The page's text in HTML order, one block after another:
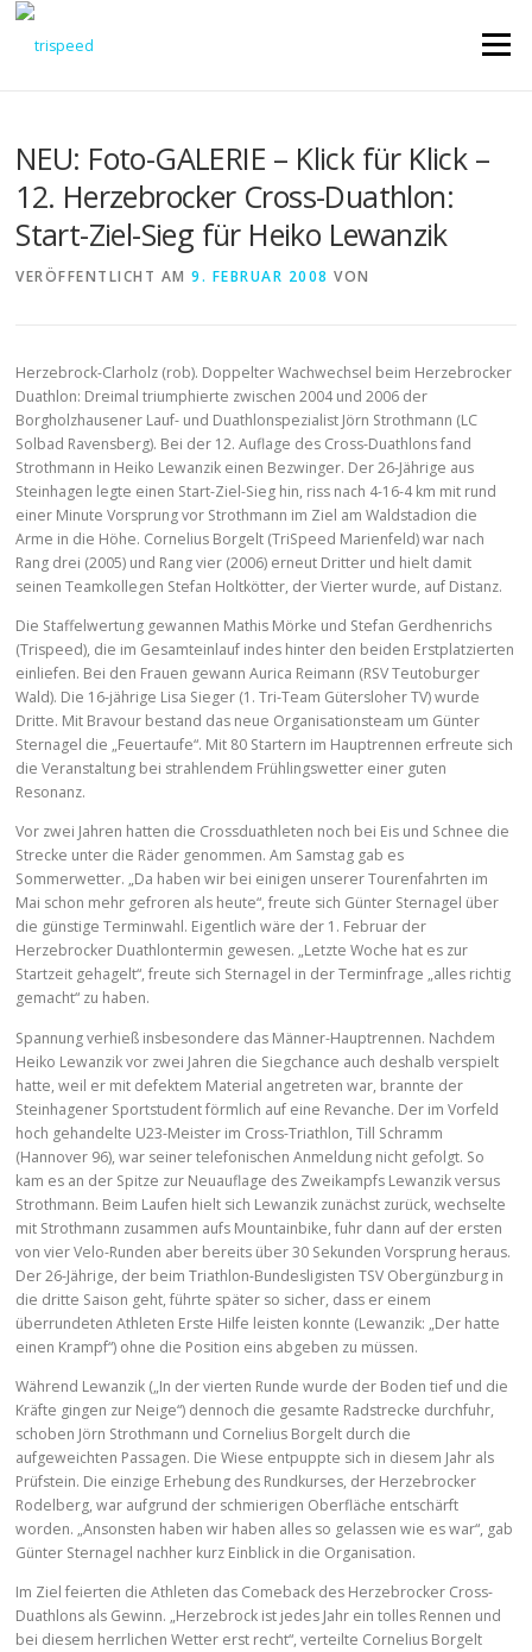
Direkt
Menü
NEU: Foto-GALERIE – Klick für Klick –
12. Herzebrocker Cross-Duathlon:
Start-Ziel-Sieg für Heiko Lewanzik
VERÖFFENTLICHT AM9. FEBRUAR 2008 VON
Herzebrock-Clarholz (rob). Doppelter Wachwechsel beim Herzebrocker
Duathlon: Dreimal triumphierte zwischen 2004 und 2006 der
Borgholzhausener Lauf- und Duathlonspezialist Jörn Strothmann (LC
Solbad Ravensberg). Bei der 12. Auflage des Cross-Duathlons fand
Strothmann in Heiko Lewanzik einen Bezwinger. Der 26-Jährige aus
Steinhagen legte einen Start-Ziel-Sieg hin, riss nach 4-16-4 km mit rund
einer Minute Vorsprung vor Strothmann im Ziel am Waldstadion die
Arme in die Höhe. Cornelius Borgelt (TriSpeed Marienfeld) war nach
Rang drei (2005) und Rang vier (2006) erneut Dritter und hielt damit
seinen Teamkollegen Stefan Holtkötter, der Vierter wurde, auf Distanz.
Die Staffelwertung gewannen Mathis Mörke und Stefan Gerdhenrichs
(Trispeed), die im Gesamteinlauf indes hinter den beiden Erstplatzierten
einliefen. Bei den Frauen gewann Aurica Reimann (RSV Teutoburger
Wald). Die 16-jährige Lisa Sieger (1. Tri-Team Gütersloher TV) wurde
Dritte. Mit Bravour bestand das neue Organisationsteam um Günter
Sternagel die „Feuertaufe“. Mit 80 Startern im Hauptrennen erfreute sich
die Veranstaltung bei strahlendem Frühlingswetter einer guten
Resonanz.
Vor zwei Jahren hatten die Crossduathleten noch bei Eis und Schnee die
Strecke unter die Räder genommen. Am Samstag gab es
Sommerwetter. „Da haben wir bei einigen unserer Tourenfahrten im
Mai schon mehr gefroren als heute“, freute sich Günter Sternagel über
die günstige Terminwahl. Eigentlich wäre der 1. Februar der
Herzebrocker Duathlontermin gewesen. „Letzte Woche hat es zur
Startzeit gehagelt“, freute sich Sternagel in der Terminfrage „alles richtig
gemacht“ zu haben.
Spannung verhieß insbesondere das Männer-Hauptrennen. Nachdem
Heiko Lewanzik vor zwei Jahren die Siegchance auch deshalb verspielt
hatte, weil er mit defektem Material angetreten war, brannte der
Steinhagener Sportstudent förmlich auf eine Revanche. Der im Vorfeld
hoch gehandelte U23-Meister im Cross-Triathlon, Till Schramm
(Hannover 96), war seiner telefonischen Anmeldung nicht gefolgt. So
kam es an der Spitze zur Neuauflage des Zweikampfs Lewanzik versus
Strothmann. Beim Laufen hielt sich Lewanzik zunächst zurück, wechselte
mit Strothmann zusammen aufs Mountainbike, fuhr dann auf der ersten
von vier Velo-Runden aber bereits über 30 Sekunden Vorsprung heraus.
Der 26-Jährige, der beim Triathlon-Bundesligisten TSV Obergünzburg in
die dritte Saison geht, führte später so sicher, dass er einem
überrundeten Athleten Erste Hilfe leisten konnte (Lewanzik: „Der hatte
einen Krampf“) ohne die Position eins abgeben zu müssen.
Während Lewanzik („In der vierten Runde wurde der Boden tief und die
Kräfte gingen zur Neige“) dennoch die gesamte Radstrecke durchfuhr,
schoben Jörn Strothmann und Cornelius Borgelt durch die
aufgeweichten Passagen. Die Wiese entpuppte sich in diesem Jahr als
Prüfstein. Die einzige Erhebung des Rundkurses, der Herzebrocker
Rodelberg, war aufgrund der schmierigen Oberfläche entschärft
worden. „Ansonsten haben wir haben alles so gelassen wie es war“, gab
Günter Sternagel nachher kurz Einblick in die Organisation.
Im Ziel feierten die Athleten das Comeback des Herzebrocker Cross-
Duathlons als Gewinn. „Herzebrock ist jedes Jahr ein tolles Rennen und
bei diesem herrlichen Wetter erst recht“, verteilte Cornelius Borgelt